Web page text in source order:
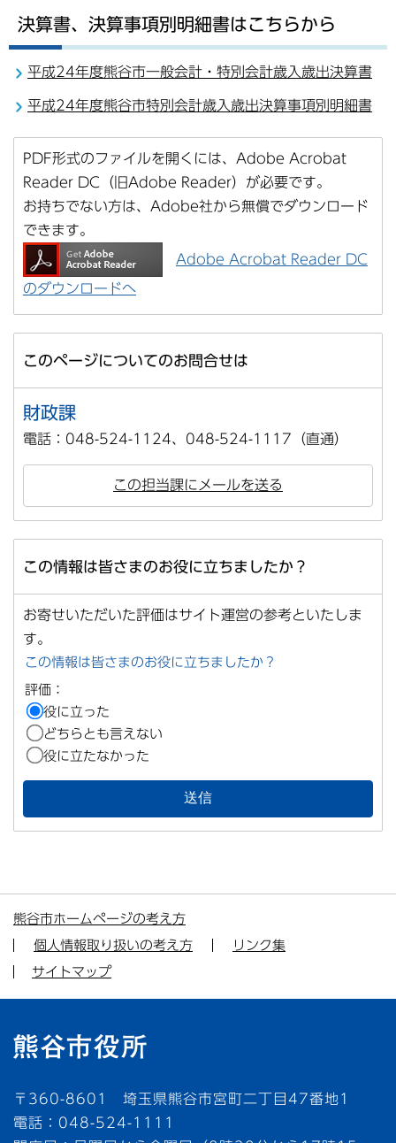
決算書、決算事項別明細書はこちらから
平成24年度熊谷市一般会計・特別会計歳入歳出決算書
平成24年度熊谷市特別会計歳入歳出決算事項別明細書
PDF形式のファイルを開くには、Adobe Acrobat
Reader DC（旧Adobe Reader）が必要です。
お持ちでない方は、Adobe社から無償でダウンロード
できます。
Adobe Acrobat Reader DC
のダウンロードへ
このページについてのお問合せは
財政課
電話：048-524-1124、048-524-1117（直通）
この担当課にメールを送る
この情報は皆さまのお役に立ちましたか？
お寄せいただいた評価はサイト運営の参考といたしま
す。
この情報は皆さまのお役に立ちましたか？
評価：
役に立った
どちらとも言えない
役に立たなかった
熊谷市ホームページの考え方
個人情報取り扱いの考え方
リンク集
サイトマップ
〒360-8601 埼玉県熊谷市宮町二丁目47番地1
電話：048-524-1111